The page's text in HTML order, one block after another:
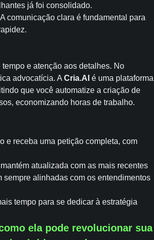
já foi consolidado.
comunicação clara é fundamental para
e atenção aos detalhes. No
advocatícia. ACria.AI é uma plataforma
que você automatize a criação de
economizando horas de trabalho.
e receba uma petição completa, com
atualizada com as mais recentes
alinhadas com os entendimentos
tempo para se dedicar à estratégia
ela pode revolucionar sua